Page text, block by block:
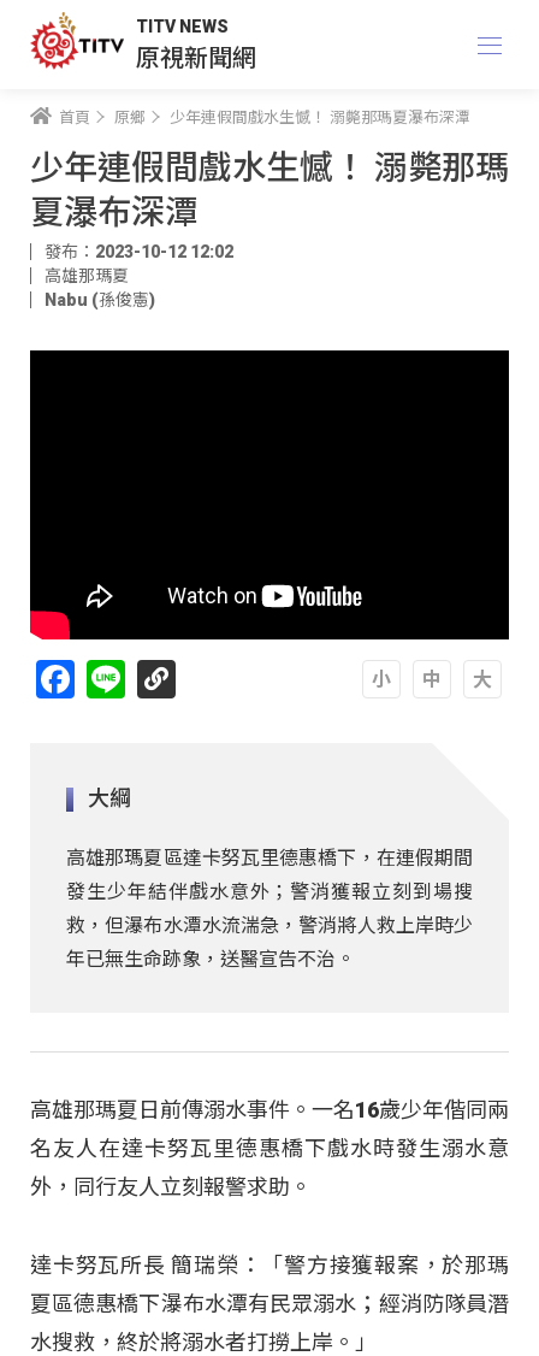
TITV NEWS
原視新聞網
首頁 原鄉 少年連假間戲水生憾！ 溺斃那瑪夏瀑布深潭
少年連假間戲水生憾！ 溺斃那瑪
夏瀑布深潭
發布：2023-10-12 12:02
高雄那瑪夏
Nabu (孫俊憲)
Facebook
Line
大綱
高雄那瑪夏區達卡努瓦里德惠橋下，在連假期間
發生少年結伴戲水意外；警消獲報立刻到場搜
救，但瀑布水潭水流湍急，警消將人救上岸時少
年已無生命跡象，送醫宣告不治。
高雄那瑪夏日前傳溺水事件。一名16歲少年偕同兩
名友人在達卡努瓦里德惠橋下戲水時發生溺水意
外，同行友人立刻報警求助。
達卡努瓦所長 簡瑞榮：「警方接獲報案，於那瑪
夏區德惠橋下瀑布水潭有民眾溺水；經消防隊員潛
水搜救，終於將溺水者打撈上岸。」